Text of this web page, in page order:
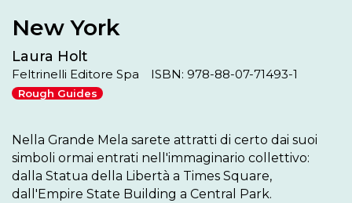
New York
Laura Holt
Feltrinelli Editore Spa ISBN: 978-88-07-71493-1
Rough Guides
Nella Grande Mela sarete attratti di certo dai suoi
simboli ormai entrati nell'immaginario collettivo:
dalla Statua della Libertà a Times Square,
dall'Empire State Building a Central Park.